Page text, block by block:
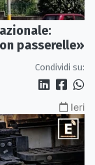
passerelle»
Condividi su:
Ieri